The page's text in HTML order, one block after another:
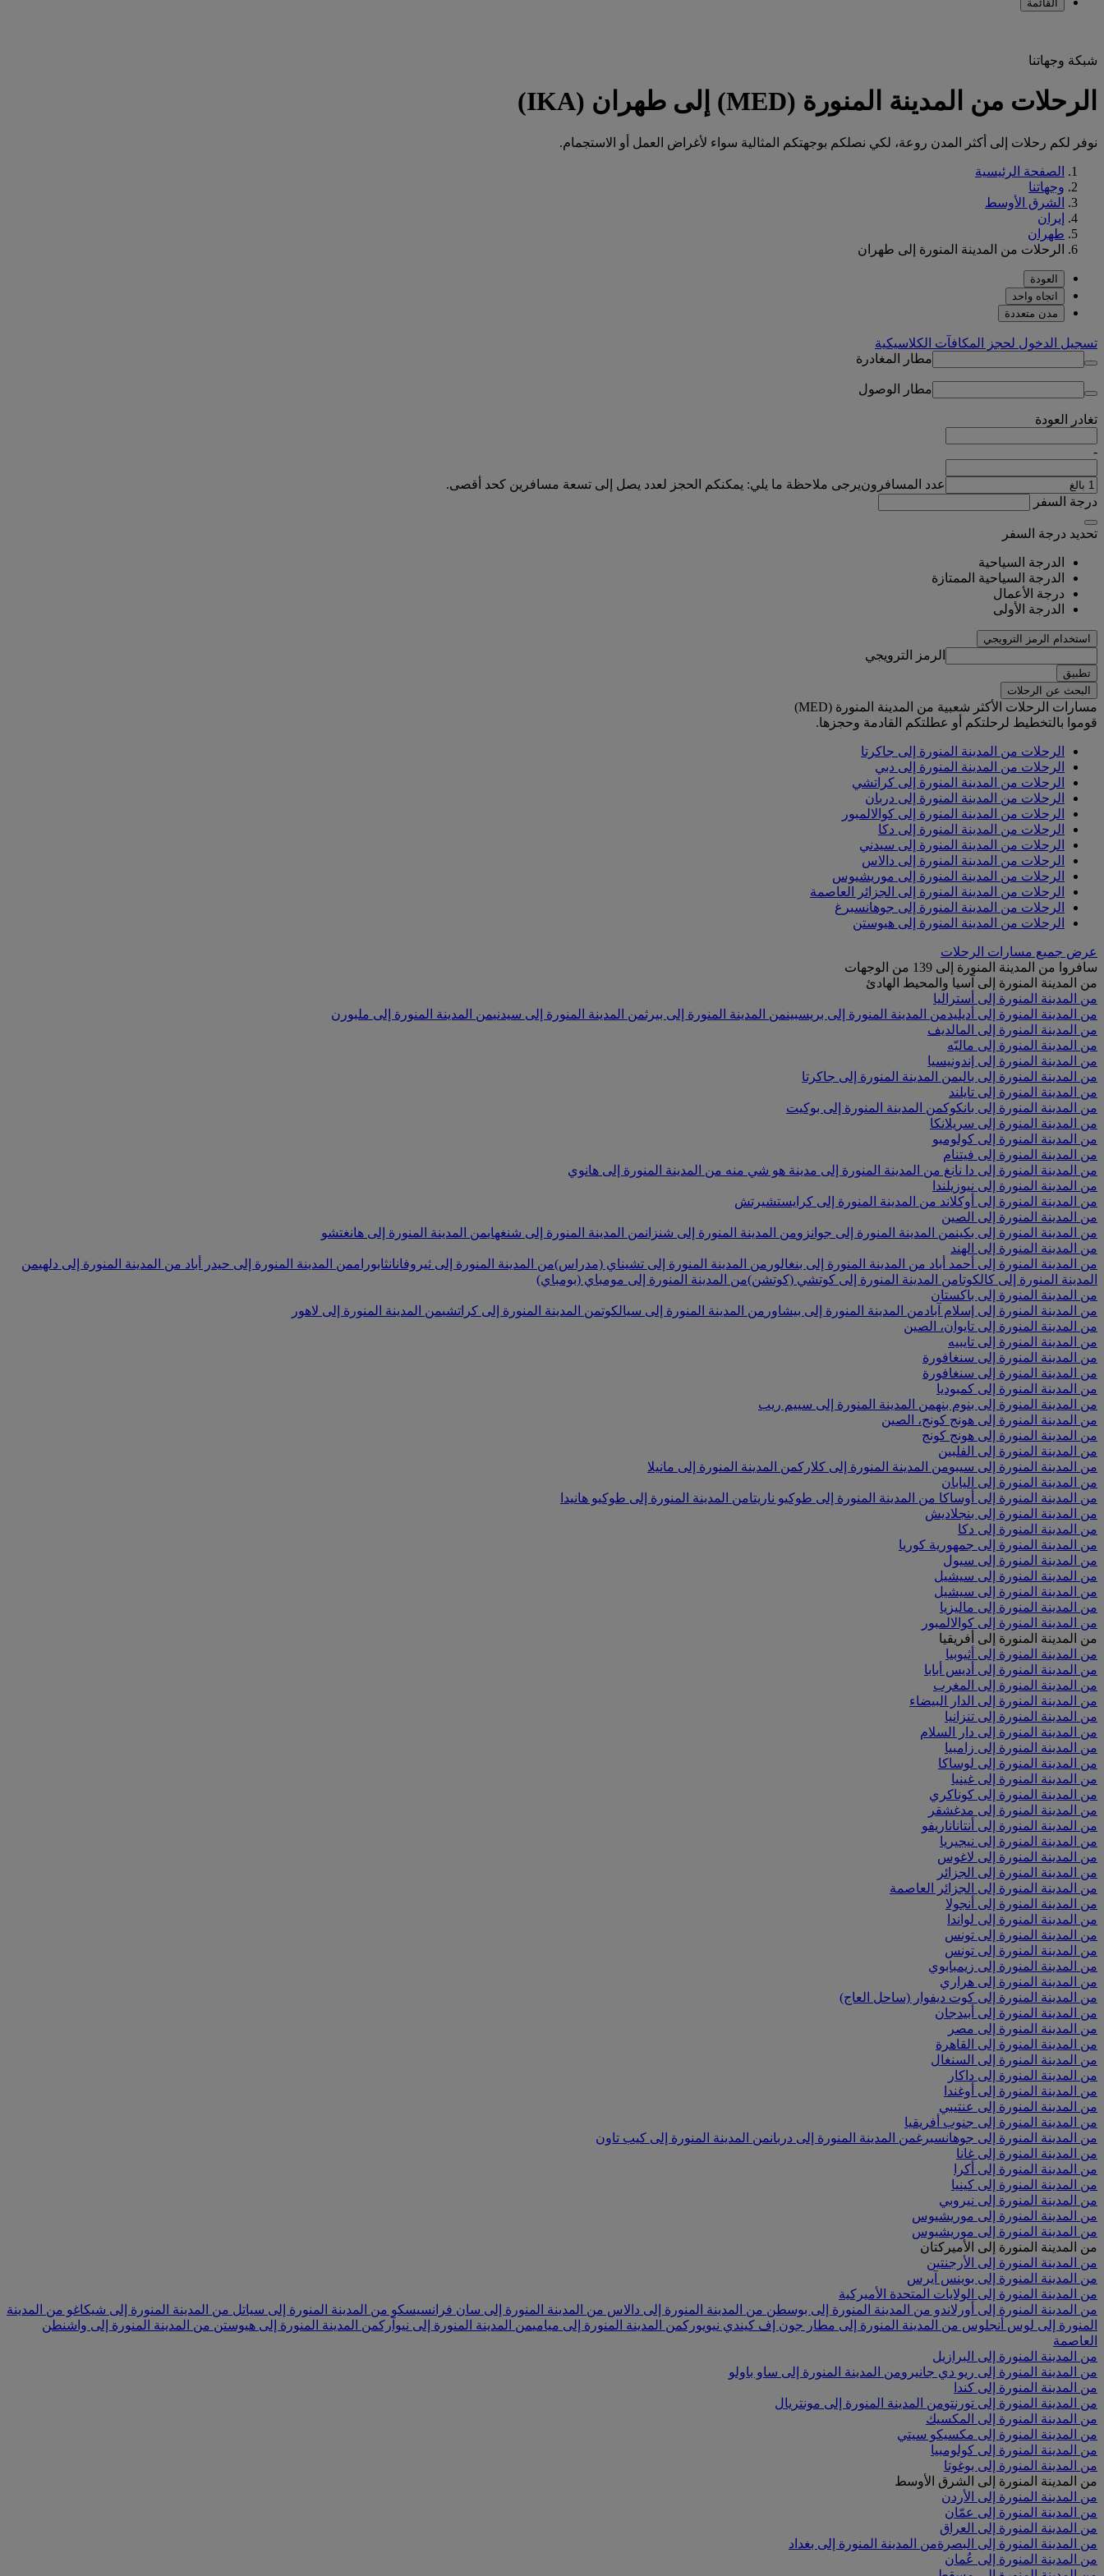
القائمة
شبكة وجهاتنا
الرحلات من المدينة المنورة (MED) إلى طهران (IKA)
نوفر لكم رحلات إلى أكثر المدن روعة، لكي نصلكم بوجهتكم المثالية سواء لأغراض العمل أو الاستجمام.
الصفحة الرئيسية
وجهاتنا
الشرق الأوسط
إيران
طهران
الرحلات من المدينة المنورة إلى طهران
العودة
اتجاه واحد
مدن متعددة
تسجيل الدخول لحجز المكافآت الكلاسيكية
مطار المغادرة
مطار الوصول
تغادر العودة
-
عدد المسافرونيرجى ملاحظة ما يلي: يمكنكم الحجز لعدد يصل إلى تسعة مسافرين كحد أقصى.
درجة السفر
تحديد درجة السفر
الدرجة السياحية
الدرجة السياحية الممتازة
درجة الأعمال
الدرجة الأولى
استخدام الرمز الترويجي
الرمز الترويجي
تطبيق
البحث عن الرحلات
مسارات الرحلات الأكثر شعبية من المدينة المنورة (MED)
قوموا بالتخطيط لرحلتكم أو عطلتكم القادمة وحجزها.
الرحلات من المدينة المنورة إلى جاكرتا
الرحلات من المدينة المنورة إلى دبي
الرحلات من المدينة المنورة إلى كراتشي
الرحلات من المدينة المنورة إلى دربان
الرحلات من المدينة المنورة إلى كوالالمبور
الرحلات من المدينة المنورة إلى دكا
الرحلات من المدينة المنورة إلى سيدني
الرحلات من المدينة المنورة إلى دالاس
الرحلات من المدينة المنورة إلى موريشيوس
الرحلات من المدينة المنورة إلى الجزائر العاصمة
الرحلات من المدينة المنورة إلى جوهانسبرغ
الرحلات من المدينة المنورة إلى هيوستن
عرض جميع مسارات الرحلات
سافروا من المدينة المنورة إلى 139 من الوجهات
من المدينة المنورة إلى آسيا والمحيط الهادئ
من المدينة المنورة إلى أستراليا
من المدينة المنورة إلى أديليدمن المدينة المنورة إلى بريسبينمن المدينة المنورة إلى بيرثمن المدينة المنورة إلى سيدنيمن المدينة المنورة إلى ملبورن
من المدينة المنورة إلى المالديف
من المدينة المنورة إلى ماليّه
من المدينة المنورة إلى إندونيسيا
من المدينة المنورة إلى باليمن المدينة المنورة إلى جاكرتا
من المدينة المنورة إلى تايلند
من المدينة المنورة إلى بانكوكمن المدينة المنورة إلى بوكيت
من المدينة المنورة إلى سريلانكا
من المدينة المنورة إلى كولومبو
من المدينة المنورة إلى فيتنام
من المدينة المنورة إلى دا نانغ من المدينة المنورة إلى مدينة هو شي منه من المدينة المنورة إلى هانوي
من المدينة المنورة إلى نيوزيلندا
من المدينة المنورة إلى أوكلاند من المدينة المنورة إلى كرايستشيرتش
من المدينة المنورة إلى الصين
من المدينة المنورة إلى بكينمن المدينة المنورة إلى جوانزومن المدينة المنورة إلى شنزانمن المدينة المنورة إلى شنغهايمن المدينة المنورة إلى هانغتشو
من المدينة المنورة إلى الهند
من المدينة المنورة إلى أحمد أباد من المدينة المنورة إلى بنغالور من المدينة المنورة إلى تشيناي (مدراس)من المدينة المنورة إلى ثيروفانانثابوراممن المدينة المنورة إلى حيدر أباد من المدينة المنورة إلى دلهيمن
المدينة المنورة إلى كالكوتامن المدينة المنورة إلى كوتشي (كوتشن)من المدينة المنورة إلى مومباي (بومباي)
من المدينة المنورة إلى باكستان
من المدينة المنورة إلى إسلام آبادمن المدينة المنورة إلى بيشاور من المدينة المنورة إلى سيالكوتمن المدينة المنورة إلى كراتشيمن المدينة المنورة إلى لاهور
من المدينة المنورة إلى تايوان، الصين
من المدينة المنورة إلى تايبيه
من المدينة المنورة إلى سنغافورة
من المدينة المنورة إلى سنغافورة
من المدينة المنورة إلى كمبوديا
من المدينة المنورة إلى بنوم بنهمن المدينة المنورة إلى سييم ريب
من المدينة المنورة إلى هونج كونج، الصين
من المدينة المنورة إلى هونج كونج
من المدينة المنورة إلى الفلبين
من المدينة المنورة إلى سيبومن المدينة المنورة إلى كلاركمن المدينة المنورة إلى مانيلا
من المدينة المنورة إلى اليابان
من المدينة المنورة إلى أوساكا من المدينة المنورة إلى طوكيو ناريتامن المدينة المنورة إلى طوكيو هانيدا
من المدينة المنورة إلى بنجلاديش
من المدينة المنورة إلى دكا
من المدينة المنورة إلى جمهورية كوريا
من المدينة المنورة إلى سيول
من المدينة المنورة إلى سيشيل
من المدينة المنورة إلى سيشيل
من المدينة المنورة إلى ماليزيا
من المدينة المنورة إلى كوالالمبور
من المدينة المنورة إلى أفريقيا
من المدينة المنورة إلى أثيوبيا
من المدينة المنورة إلى أديس أبابا
من المدينة المنورة إلى المغرب
من المدينة المنورة إلى الدار البيضاء
من المدينة المنورة إلى تنزانيا
من المدينة المنورة إلى دار السلام
من المدينة المنورة إلى زامبيا
من المدينة المنورة إلى لوساكا
من المدينة المنورة إلى غينيا
من المدينة المنورة إلى كوناكري
من المدينة المنورة إلى مدغشقر
من المدينة المنورة إلى أنتاناناريفو
من المدينة المنورة إلى نيجيريا
من المدينة المنورة إلى لاغوس
من المدينة المنورة إلى الجزائر
من المدينة المنورة إلى الجزائر العاصمة
من المدينة المنورة إلى أنجولا
من المدينة المنورة إلى لواندا
من المدينة المنورة إلى تونس
من المدينة المنورة إلى تونس
من المدينة المنورة إلى زيمبابوي
من المدينة المنورة إلى هراري
من المدينة المنورة إلى كوت ديفوار (ساحل العاج)
من المدينة المنورة إلى أبيدجان
من المدينة المنورة إلى مصر
من المدينة المنورة إلى القاهرة
من المدينة المنورة إلى السنغال
من المدينة المنورة إلى داكار
من المدينة المنورة إلى أوغندا
من المدينة المنورة إلى عنتيبي
من المدينة المنورة إلى جنوب أفريقيا
من المدينة المنورة إلى جوهانسبرغمن المدينة المنورة إلى دربانمن المدينة المنورة إلى كيب تاون
من المدينة المنورة إلى غانا
من المدينة المنورة إلى أكرا
من المدينة المنورة إلى كينيا
من المدينة المنورة إلى نيروبي
من المدينة المنورة إلى موريشيوس
من المدينة المنورة إلى موريشيوس
من المدينة المنورة إلى الأميركتان
من المدينة المنورة إلى الأرجنتين
من المدينة المنورة إلى بوينس آيرس
من المدينة المنورة إلى الولايات المتحدة الأميركية
من المدينة المنورة إلى أورلاندو من المدينة المنورة إلى بوسطن من المدينة المنورة إلى دالاس من المدينة المنورة إلى سان فرانسيسكو من المدينة المنورة إلى سياتل من المدينة المنورة إلى شيكاغو من المدينة
المنورة إلى لوس أنجلوس من المدينة المنورة إلى مطار جون إف كيندي نيويوركمن المدينة المنورة إلى مياميمن المدينة المنورة إلى نيوآركمن المدينة المنورة إلى هيوستن من المدينة المنورة إلى واشنطن
العاصمة
من المدينة المنورة إلى البرازيل
من المدينة المنورة إلى ريو دي جانيرومن المدينة المنورة إلى ساو باولو
من المدينة المنورة إلى كندا
من المدينة المنورة إلى تورنتومن المدينة المنورة إلى مونتريال
من المدينة المنورة إلى المكسيك
من المدينة المنورة إلى مكسيكو سيتي
من المدينة المنورة إلى كولومبيا
من المدينة المنورة إلى بوغوتا
من المدينة المنورة إلى الشرق الأوسط
من المدينة المنورة إلى الأردن
من المدينة المنورة إلى عمّان
من المدينة المنورة إلى العراق
من المدينة المنورة إلى البصرةمن المدينة المنورة إلى بغداد
من المدينة المنورة إلى عُمان